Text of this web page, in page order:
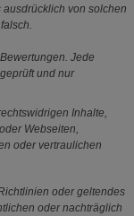
von solchen
Jede
und nur
Inhalte,
Webseiten,
oder vertraulichen
oder geltendes
oder nachträglich